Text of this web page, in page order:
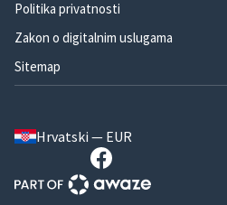
Politika privatnosti
Zakon o digitalnim uslugama
Sitemap
Hrvatski — EUR